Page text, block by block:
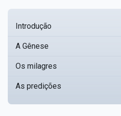
Introdução
A Gênese
Os milagres
As predições